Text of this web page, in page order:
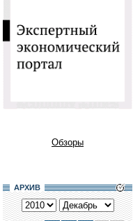
Обзоры
АРХИВ